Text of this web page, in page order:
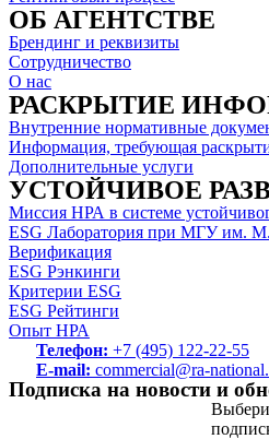
ОБ АГЕНТСТВЕ
Брендинг и реквизиты
Сотрудничество
О нас
РАСКРЫТИЕ
Внутренние нормативные
Информация, требующая
Дополнительные услуги
УСТОЙЧИВОЕ
Миссия НРА в системе
ESG Лаборатория при МГУ им.
Верификация
ESG Рэнкинги
Критерии ESG
ESG Рейтинги
Опыт НРА
Телефон: +7 (495) 122-22-55
E-mail: commercial@ra-
Подписка на новости и